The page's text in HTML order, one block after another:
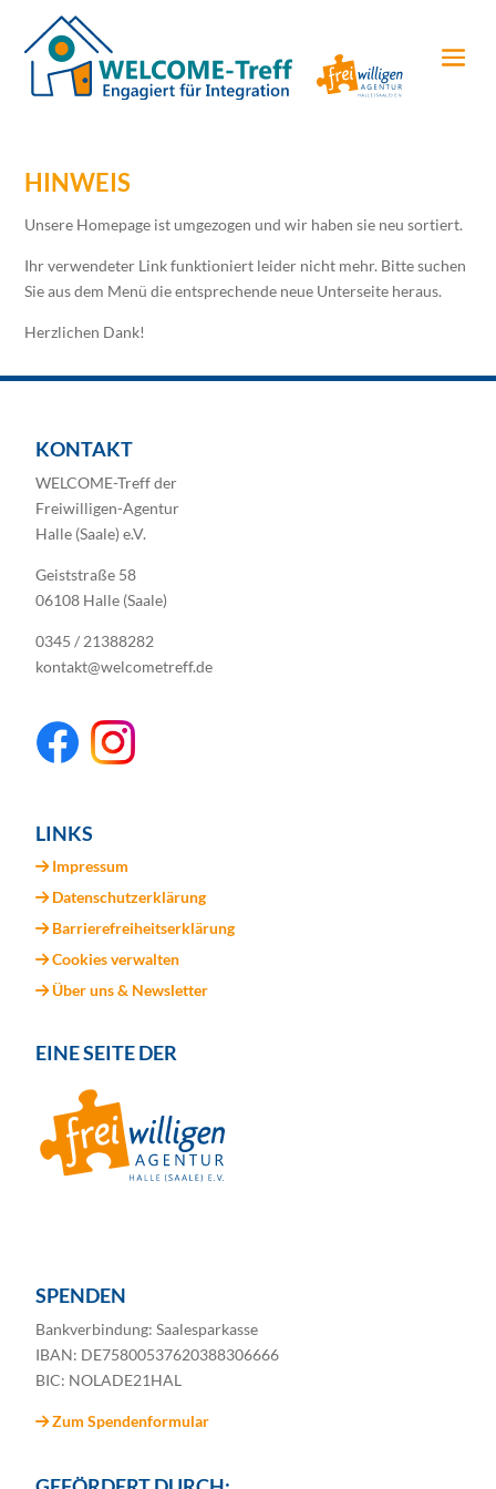
HINWEIS
Unsere Homepage ist umgezogen und wir haben sie neu sortiert.
Ihr verwendeter Link funktioniert leider nicht mehr. Bitte suchen
Sie aus dem Menü die entsprechende neue Unterseite heraus.
Herzlichen Dank!
KONTAKT
WELCOME-Treff der
Freiwilligen-Agentur
Halle (Saale) e.V.
Geiststraße 58
06108 Halle (Saale)
0345 / 21388282
kontakt@welcometreff.de
LINKS
Impressum
Datenschutzerklärung
Barrierefreiheitserklärung
Cookies verwalten
Über uns & Newsletter
EINE SEITE DER
SPENDEN
Bankverbindung: Saalesparkasse
IBAN: DE75800537620388306666
BIC: NOLADE21HAL
Zum Spendenformular